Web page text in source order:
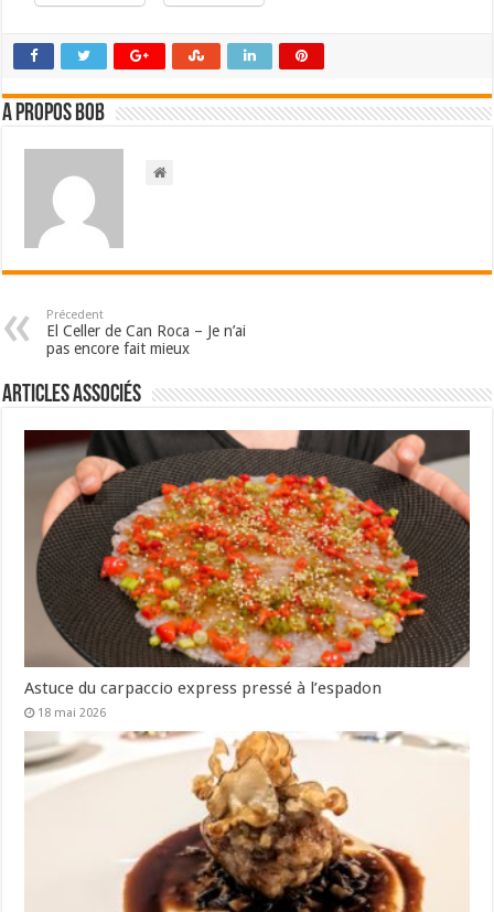
A propos bOb
Précedent
El Celler de Can Roca – Je n’ai
pas encore fait mieux
Articles associés
Astuce du carpaccio express pressé à l’espadon
18 mai 2026